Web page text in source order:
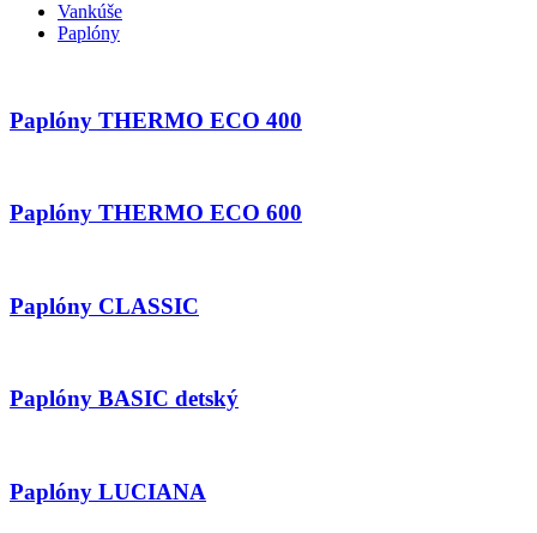
Vankúše
Paplóny
Paplóny THERMO ECO 400
Paplóny THERMO ECO 600
Paplóny CLASSIC
Paplóny BASIC detský
Paplóny LUCIANA